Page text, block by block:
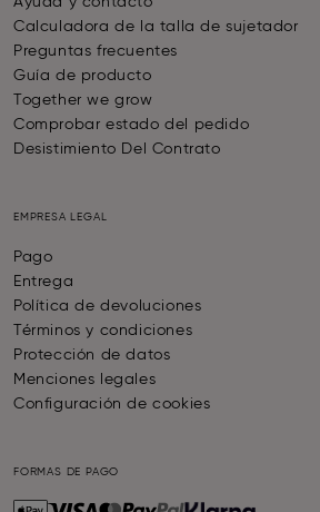
Calculadora de la talla de sujetador
Preguntas frecuentes
Guía de producto
Together we grow
Comprobar estado del pedido
Desistimiento Del Contrato
EMPRESA LEGAL
Pago
Entrega
Política de devoluciones
Términos y condiciones
Protección de datos
Menciones legales
Configuración de cookies
FORMAS DE PAGO